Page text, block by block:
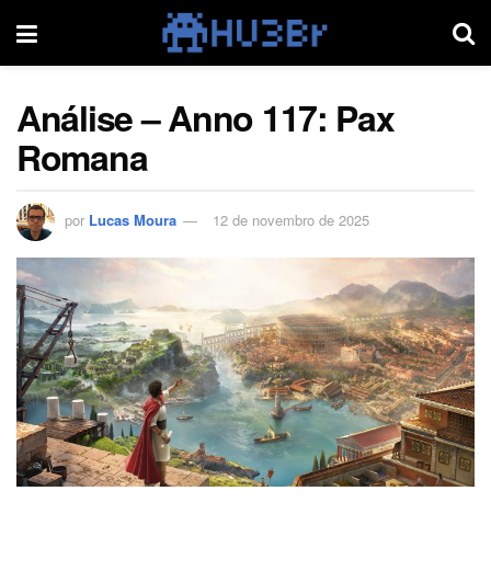
Análise – Anno 117: Pax
Romana
por Lucas Moura 12 de novembro de 2025